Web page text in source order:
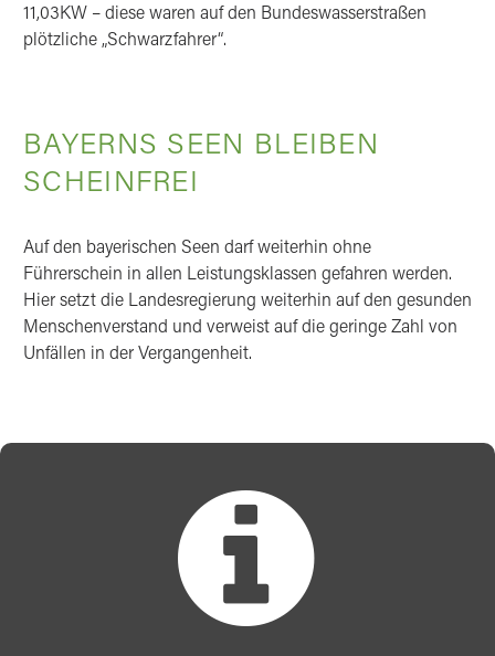
11,03KW – diese waren auf den Bundeswasserstraßen
plötzliche „Schwarzfahrer“.
BAYERNS SEEN BLEIBEN
SCHEINFREI
Auf den bayerischen Seen darf weiterhin ohne
Führerschein in allen Leistungsklassen gefahren werden.
Hier setzt die Landesregierung weiterhin auf den gesunden
Menschenverstand und verweist auf die geringe Zahl von
Unfällen in der Vergangenheit.

